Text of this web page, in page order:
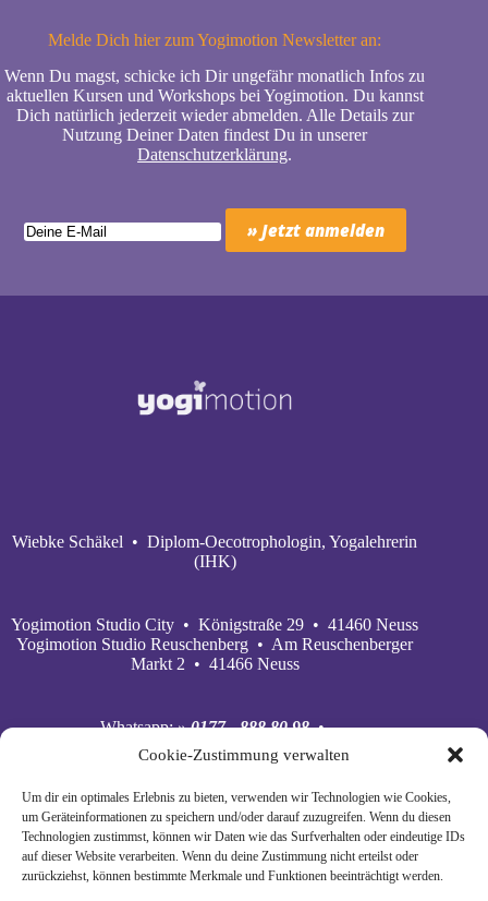
Cookie-Zustimmung verwalten
Um dir ein optimales Erlebnis zu bieten, verwenden wir Technologien wie Cookies,
um Geräteinformationen zu speichern und/oder darauf zuzugreifen. Wenn du diesen
Technologien zustimmst, können wir Daten wie das Surfverhalten oder eindeutige IDs
auf dieser Website verarbeiten. Wenn du deine Zustimmung nicht erteilst oder
zurückziehst, können bestimmte Merkmale und Funktionen beeinträchtigt werden.
Melde Dich hier zum Yogimotion Newsletter an:
Wenn Du magst, schicke ich Dir ungefähr monatlich Infos zu
aktuellen Kursen und Workshops bei Yogimotion. Du kannst
Dich natürlich jederzeit wieder abmelden. Alle Details zur
Nutzung Deiner Daten findest Du in unserer
Datenschutzerklärung.
Wiebke Schäkel • Diplom-Oecotrophologin, Yogalehrerin
(IHK)
Yogimotion Studio City • Königstraße 29 • 41460 Neuss
Yogimotion Studio Reuschenberg • Am Reuschenberger
Markt 2 • 41466 Neuss
Whatsapp:» 0177 - 888 80 98•
Mobil:
» 0177 - 888 80 98
E‑Mail:» wiebke@yogimotion.de•
Youtube:» yogimotion• XING:» Wiebke Schäkel